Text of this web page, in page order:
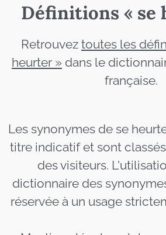
Définitions « se
Retrouvez toutes les
heurter » dans le
française.
Les synonymes de se
titre indicatif et sont
des visiteurs.
dictionnaire des
réservée à un usage